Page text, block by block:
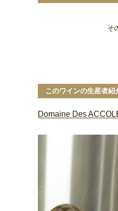
そ
このワインの生産者紹
Domaine Des